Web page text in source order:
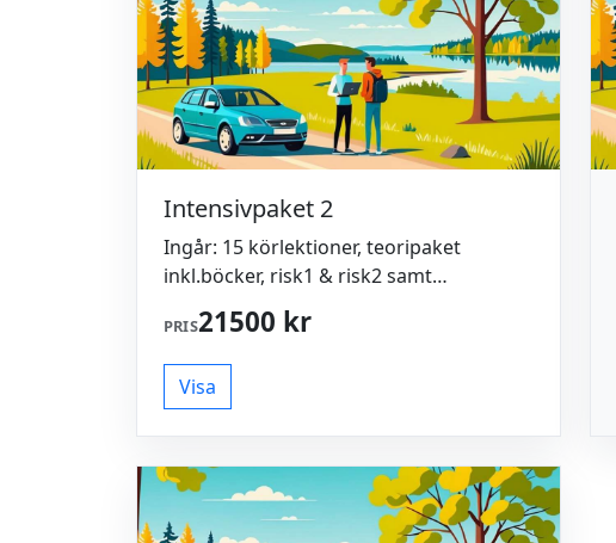
Intensivpaket 2
Ingår: 15 körlektioner, teoripaket
inkl.böcker, risk1 & risk2 samt
uppvärmning och hyra av bil inför
körprov.
PRIS21500 kr
Visa